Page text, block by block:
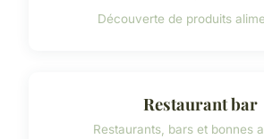
Découverte de produits
Restaurant bar
Restaurants, bars et bonnes